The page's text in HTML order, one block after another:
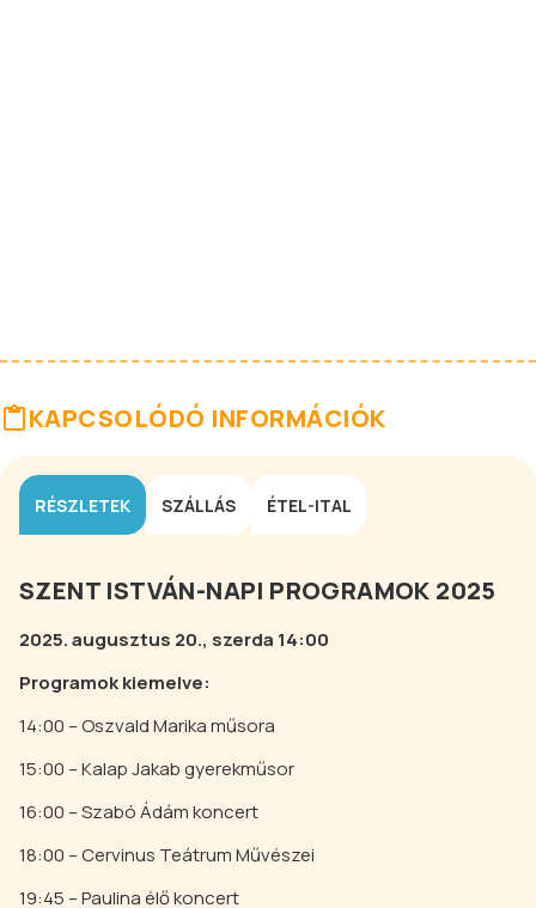
KAPCSOLÓDÓ INFORMÁCIÓK
RÉSZLETEK SZÁLLÁS ÉTEL-ITAL
SZENT ISTVÁN-NAPI PROGRAMOK 2025
2025. augusztus 20., szerda 14:00
Programok kiemelve:
14:00 – Oszvald Marika műsora
15:00 – Kalap Jakab gyerekműsor
16:00 – Szabó Ádám koncert
18:00 – Cervinus Teátrum Művészei
19:45 – Paulina élő koncert